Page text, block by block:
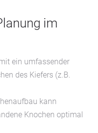
im
ein umfassender
des Kiefers (z.B.
kann
Knochen optimal